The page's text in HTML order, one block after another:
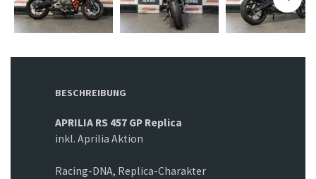
BESCHREIBUNG
APRILIA RS 457 GP Replica
inkl. Aprilia Aktion
Racing-DNA, Replica-Charakter